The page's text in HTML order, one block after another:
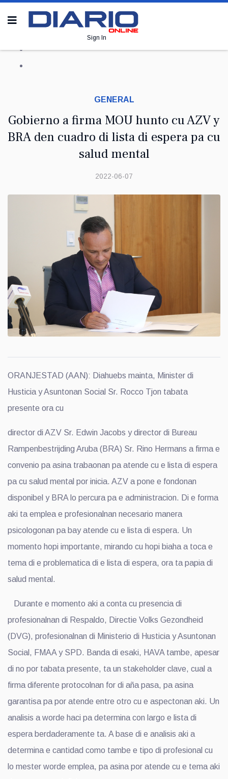
Sign In
GENERAL
Gobierno a firma MOU hunto cu AZV y
BRA den cuadro di lista di espera pa cu
salud mental
2022-06-07
ORANJESTAD (AAN): Diahuebs mainta, Minister di
Husticia y Asuntonan Social Sr. Rocco Tjon tabata
presente ora cu
director di AZV Sr. Edwin Jacobs y director di Bureau
Rampenbestrijding Aruba (BRA) Sr. Rino Hermans a firma e
convenio pa asina trabaonan pa atende cu e lista di espera
pa cu salud mental por inicia. AZV a pone e fondonan
disponibel y BRA lo percura pa e administracion. Di e forma
aki ta emplea e profesionalnan necesario manera
psicologonan pa bay atende cu e lista di espera. Un
momento hopi importante, mirando cu hopi biaha a toca e
tema di e problematica di e lista di espera, ora ta papia di
salud mental.
Durante e momento aki a conta cu presencia di
profesionalnan di Respaldo, Directie Volks Gezondheid
(DVG), profesionalnan di Ministerio di Husticia y Asuntonan
Social, FMAA y SPD. Banda di esaki, HAVA tambe, apesar
di no por tabata presente, ta un stakeholder clave, cual a
firma diferente protocolnan for di aña pasa, pa asina
garantisa pa por atende entre otro cu e aspectonan aki. Un
analisis a worde haci pa determina con largo e lista di
espera berdaderamente ta. A base di e analisis aki a
determina e cantidad como tambe e tipo di profesional cu
lo mester worde emplea, pa asina por atende cu e tema aki